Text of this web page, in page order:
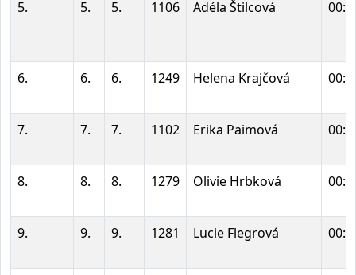
5. 5. 5. 1106 Adéla Štilcová
6. 6. 6. 1249 Helena Krajčová
7. 7. 7. 1102 Erika Paimová
8. 8. 8. 1279 Olivie Hrbková
9. 9. 9. 1281 Lucie Flegrová